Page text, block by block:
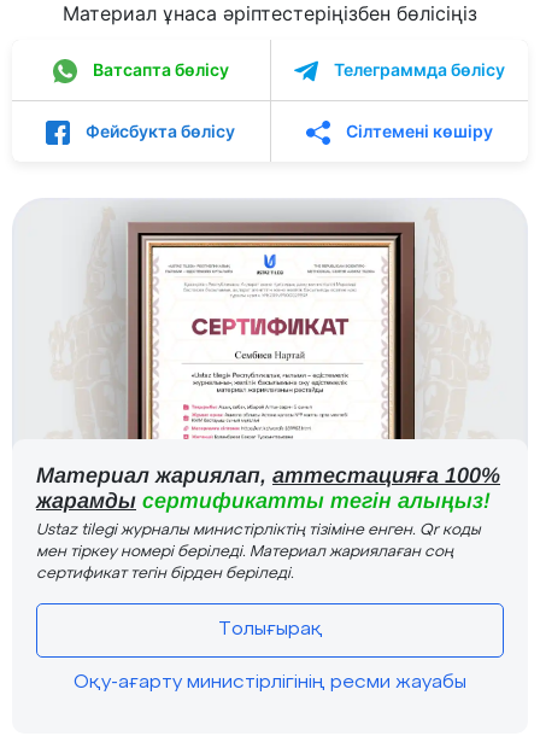
Материал ұнаса әріптестеріңізбен бөлісіңіз
Ватсапта бөлісу Телеграммда бөлісу
Фейсбукта бөлісу Сілтемені көшіру
Материал жариялап, аттестацияға 100%
жарамды сертификатты тегін алыңыз!
Ustaz tilegi журналы министірліктің тізіміне енген. Qr коды
мен тіркеу номері беріледі. Материал жариялаған соң
сертификат тегін бірден беріледі.
Толығырақ
Оқу-ағарту министірлігінің ресми жауабы